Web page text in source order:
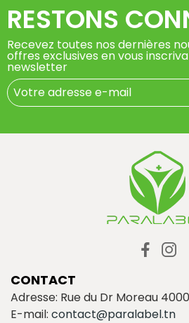
RESTONS
Recevez toutes nos dernières
offres exclusives en vous
newsletter
CONTACT
Adresse: Rue du Dr Moreau
E-mail: contact@paralabel.tn